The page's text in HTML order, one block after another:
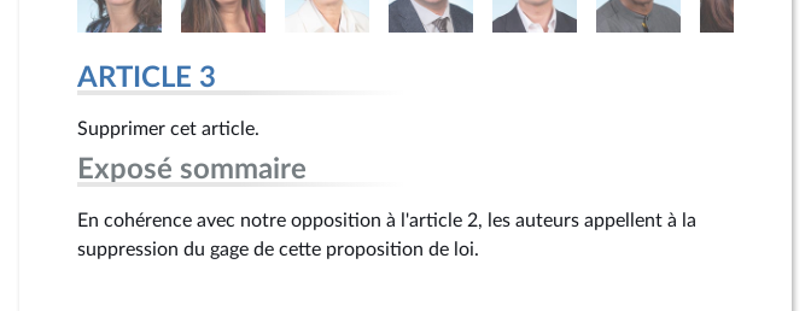
ARTICLE 3
Supprimer cet article.
Exposé sommaire
En cohérence avec notre opposition à l'article 2, les auteurs appellent à la
suppression du gage de cette proposition de loi.